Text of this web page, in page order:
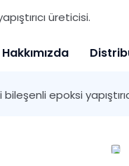
üreticisi.
Hakkımızda
bileşenli epoksi